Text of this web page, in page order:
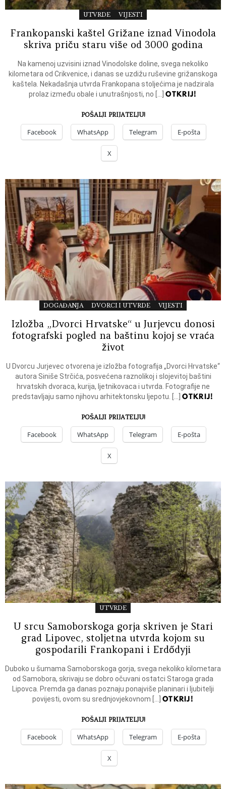
UTVRDE VIJESTI
Frankopanski kaštel Grižane iznad Vinodola
skriva priču staru više od 3000 godina
Na kamenoj uzvisini iznad Vinodolske doline, svega nekoliko
kilometara od Crikvenice, i danas se uzdižu ruševine grižanskoga
kaštela. Nekadašnja utvrda Frankopana stoljećima je nadzirala
prolaz između obale i unutrašnjosti, no […]OTKRIJ!
POŠALJI PRIJATELJU!
Facebook WhatsApp Telegram E-pošta
X
DOGAĐANJA DVORCI I UTVRDE VIJESTI
Izložba „Dvorci Hrvatske“ u Jurjevcu donosi
fotografski pogled na baštinu kojoj se vraća
život
U Dvorcu Jurjevec otvorena je izložba fotografija „Dvorci Hrvatske“
autora Siniše Strčića, posvećena raznolikoj i slojevitoj baštini
hrvatskih dvoraca, kurija, ljetnikovaca i utvrda. Fotografije ne
predstavljaju samo njihovu arhitektonsku ljepotu. […]OTKRIJ!
POŠALJI PRIJATELJU!
Facebook WhatsApp Telegram E-pošta
X
UTVRDE
U srcu Samoborskoga gorja skriven je Stari
grad Lipovec, stoljetna utvrda kojom su
gospodarili Frankopani i Erdődyji
Duboko u šumama Samoborskoga gorja, svega nekoliko kilometara
od Samobora, skrivaju se dobro očuvani ostatci Staroga grada
Lipovca. Premda ga danas poznaju ponajviše planinari i ljubitelji
povijesti, ovom su srednjovjekovnom […] OTKRIJ!
POŠALJI PRIJATELJU!
Facebook WhatsApp Telegram E-pošta
X